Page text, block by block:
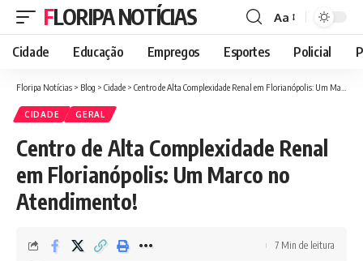
FLORIPA NOTÍCIAS
Font
Resizer
Aa
Cidade Educação Empregos Esportes Policial
Floripa Notícias > Blog > Cidade > Centro de Alta Complexidade Renal em Florianópolis: Um Marco no Atendimento!
CIDADE GERAL
Centro de Alta Complexidade Renal
em Florianópolis: Um Marco no
Atendimento!
7 Min de leitura